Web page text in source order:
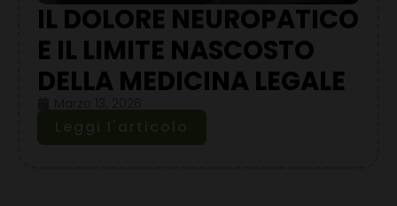
IL DOLORE NEUROPATICO
E IL LIMITE NASCOSTO
DELLA MEDICINA LEGALE
Leggi l'articolo